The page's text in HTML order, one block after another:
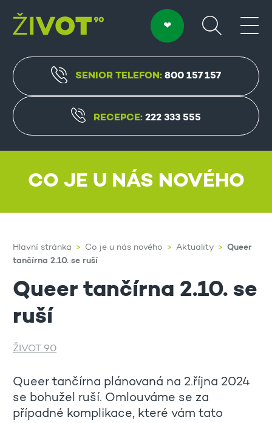
SENIOR TELEFON:800 157 157
RECEPCE:222 333 555
CO JE U NÁS NOVÉHO
Hlavní stránka Co je u nás nového Aktuality
Queer
tančírna 2.10. se ruší
Queer tančírna 2.10. se
ruší
ŽIVOT 90
Queer tančírna plánovaná na 2.října 2024
se bohužel ruší. Omlouváme se za
případné komplikace, které vám tato